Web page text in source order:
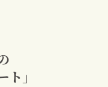
ト」